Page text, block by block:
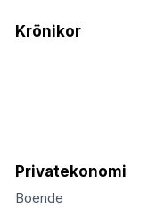
Krönikor
Privatekonomi
Boende